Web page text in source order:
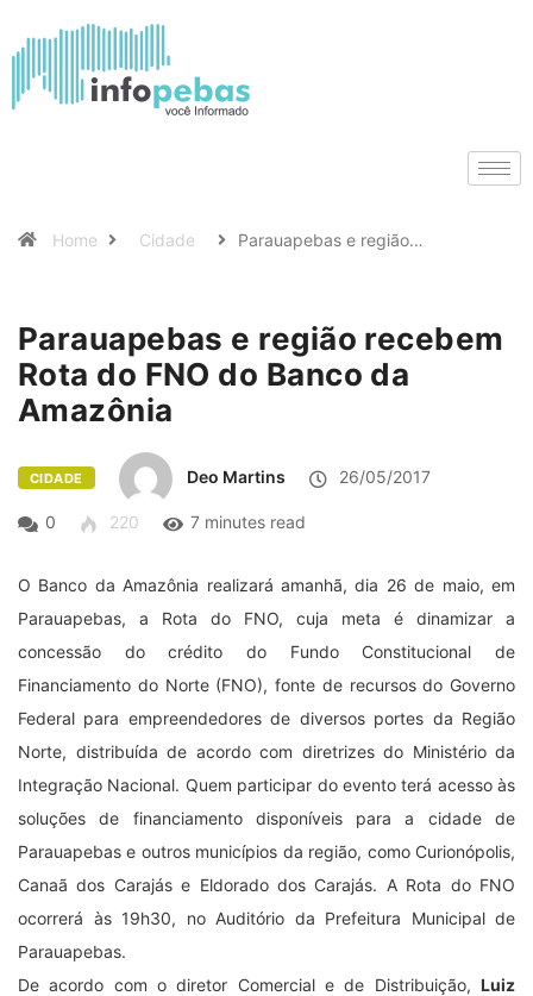
Home Cidade Parauapebas e região…
Parauapebas e região recebem
Rota do FNO do Banco da
Amazônia
CIDADE Deo Martins 26/05/2017
0 220 7 minutes read
O Banco da Amazônia realizará amanhã, dia 26 de maio, em
Parauapebas, a Rota do FNO, cuja meta é dinamizar a
concessão do crédito do Fundo Constitucional de
Financiamento do Norte (FNO), fonte de recursos do Governo
Federal para empreendedores de diversos portes da Região
Norte, distribuída de acordo com diretrizes do Ministério da
Integração Nacional. Quem participar do evento terá acesso às
soluções de financiamento disponíveis para a cidade de
Parauapebas e outros municípios da região, como Curionópolis,
Canaã dos Carajás e Eldorado dos Carajás. A Rota do FNO
ocorrerá às 19h30, no Auditório da Prefeitura Municipal de
Parauapebas.
De acordo com o diretor Comercial e de Distribuição, Luiz